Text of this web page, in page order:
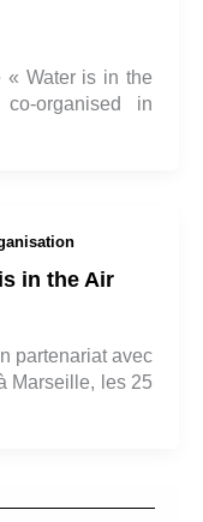
« Water is in the
organised in
in the Air
partenariat avec
Marseille, les 25